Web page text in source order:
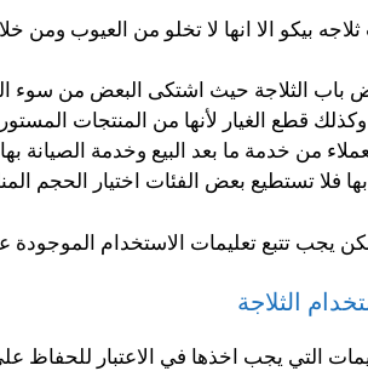
بيكو الا انها لا تخلو من العيوب
باب الثلاجة حيث اشتكى البعض من سوء
وكذلك قطع الغيار لأنها من المنتجات
من خدمة ما بعد البيع وخدمة
فلا تستطيع بعض الفئات اختيار الحجم
يجب تتبع تعليمات الاستخدام
الثلاجة
التي يجب اخذها في الاعتبار للحفاظ على